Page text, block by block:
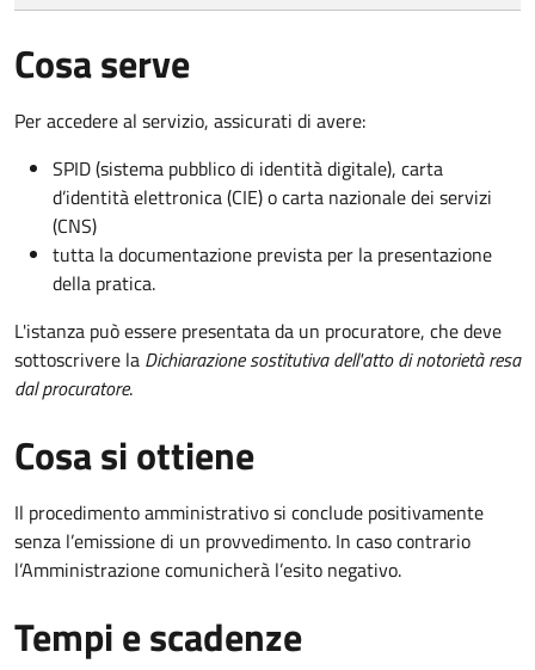
Cosa serve
Per accedere al servizio, assicurati di avere:
SPID (sistema pubblico di identità digitale), carta
d’identità elettronica (CIE) o carta nazionale dei servizi
(CNS)
tutta la documentazione prevista per la presentazione
della pratica.
L'istanza può essere presentata da un procuratore, che deve
sottoscrivere la Dichiarazione sostitutiva dell'atto di notorietà resa
dal procuratore.
Cosa si ottiene
Il procedimento amministrativo si conclude positivamente
senza l’emissione di un provvedimento. In caso contrario
l’Amministrazione comunicherà l’esito negativo.
Tempi e scadenze